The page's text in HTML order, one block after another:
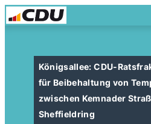
Königsallee: CDU-
für Beibehaltung von
zwischen Kemnader
Sheffieldring